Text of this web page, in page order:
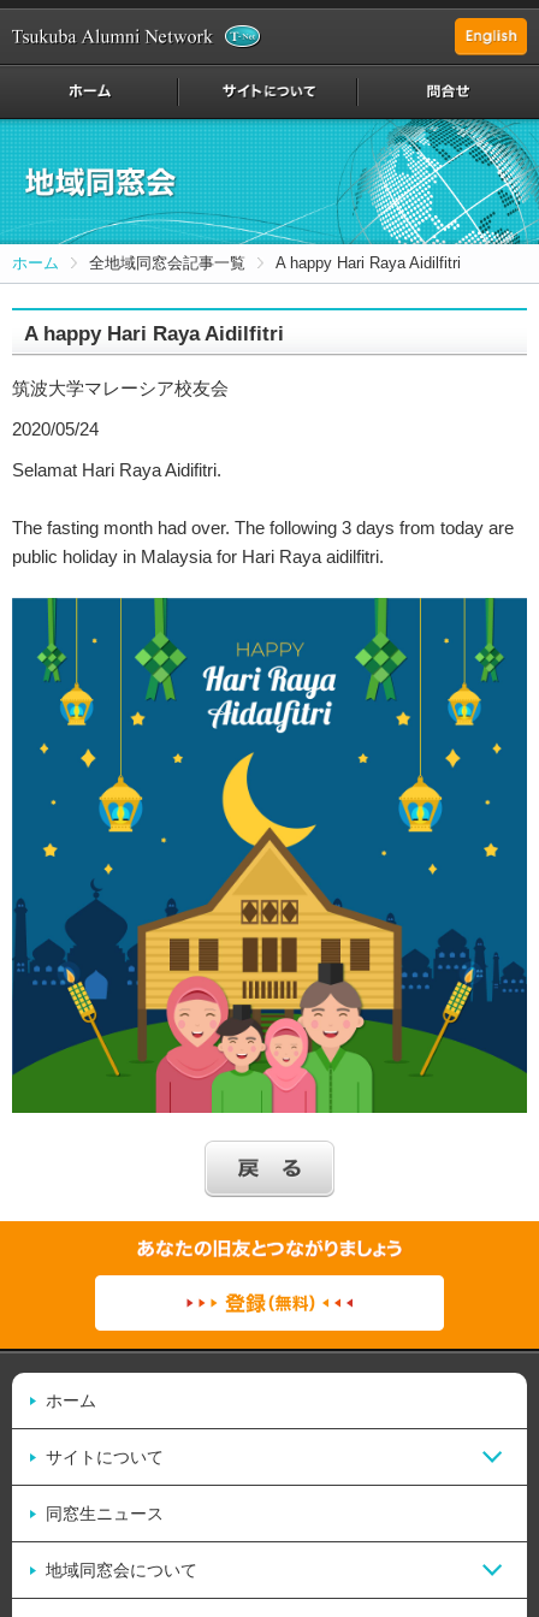
ホーム 全地域同窓会記事一覧 A happy Hari Raya Aidilfitri
A happy Hari Raya Aidilfitri
筑波大学マレーシア校友会
2020/05/24
Selamat Hari Raya Aidifitri.
The fasting month had over. The following 3 days from today are
public holiday in Malaysia for Hari Raya aidilfitri.
ホーム
サイトについて
同窓生ニュース
地域同窓会について